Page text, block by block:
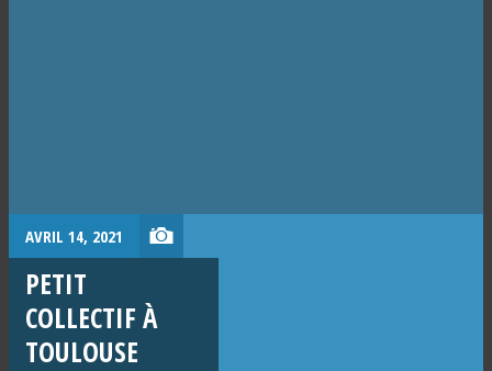
AVRIL 14, 2021
PETIT
COLLECTIF À
TOULOUSE